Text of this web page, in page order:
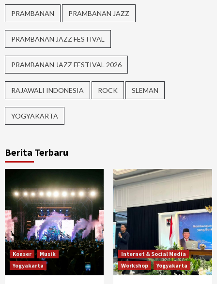
PRAMBANAN PRAMBANAN JAZZ
PRAMBANAN JAZZ FESTIVAL
PRAMBANAN JAZZ FESTIVAL 2026
RAJAWALI INDONESIA ROCK SLEMAN
YOGYAKARTA
Berita Terbaru
Konser
Musik
Yogyakarta
Internet & Social Media
Workshop
Yogyakarta